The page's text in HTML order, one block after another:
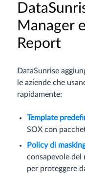
Manager
Report
DataSunrise
le aziende che
rapidamente:
Template
SOX con
Policy di
consapevole
per proteggere